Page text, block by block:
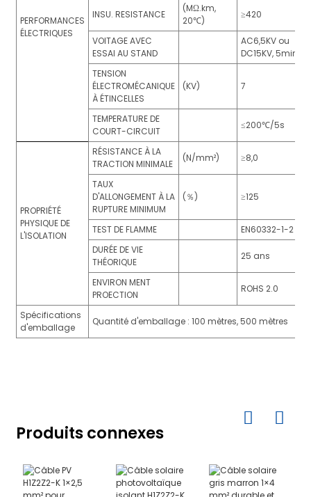
PERFORMANCES
ÉLECTRIQUES
INSU. RESISTANCE
(MΩ.km,
20℃)
≥420
VOITAGE AVEC
ESSAI AU STAND
AC6,5KV ou
DC15KV, 5min
TENSION
ÉLECTROMÉCANIQUE
À ÉTINCELLES
(KV) 7
TEMPERATURE DE
COURT-CIRCUIT
≤200℃/5s
PROPRIÉTÉ
PHYSIQUE DE
L'ISOLATION
RÉSISTANCE À LA
TRACTION MINIMALE
(N/mm²) ≥8,0
TAUX
D'ALLONGEMENT À LA
RUPTURE MINIMUM
(％) ≥125
TEST DE FLAMME
EN60332-1-2
DURÉE DE VIE
THÉORIQUE
25 ans
ENVIRON MENT
PROECTION
ROHS 2.0
Spécifications
d'emballage
Quantité d'emballage : 100 mètres, 500 mètres
Produits connexes